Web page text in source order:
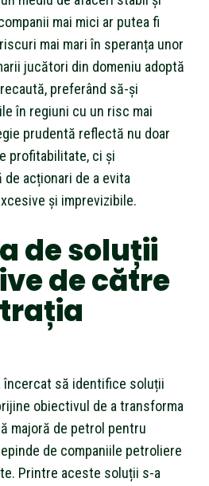
mai mici ar putea fi
mai mari în speranța unor
jucători din domeniu adoptă
preferând să-și
în regiuni cu un risc mai
prudentă reflectă nu doar
profitabilitate, ci și
acționari de a evita
și imprevizibile.
de soluții
de către
încercat să identifice soluții
obiectivul de a transforma
majoră de petrol pentru
de companiile petroliere
Printre aceste soluții s-a